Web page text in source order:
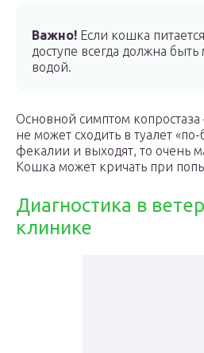
Важно! Если кошка
доступе всегда должна
водой.
Основной симптом
не может сходить в туалет
фекалии и выходят, то очень
Кошка может кричать при
Диагностика в
клинике